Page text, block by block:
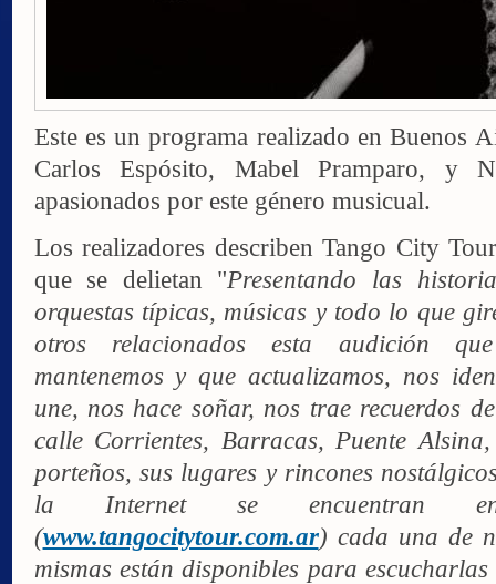
Este es un programa realizado en Buenos
Carlos Espósito, Mabel Pramparo, y
apasionados por este género musicual.
Los realizadores describen Tango City
que se delietan "Presentando las
orquestas típicas, músicas y todo lo que
otros relacionados esta audición
mantenemos y que actualizamos, nos
une, nos hace soñar, nos trae recuerdos
calle Corrientes, Barracas, Puente
porteños, sus lugares y rincones
la Internet se encuentran
(www.tangocitytour.com.ar) cada una de
mismas están disponibles para